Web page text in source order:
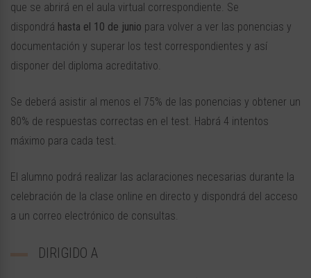
que se abrirá en el aula virtual correspondiente. Se
dispondrá hasta el 10 de junio para volver a ver las ponencias y
documentación y superar los test correspondientes y así
disponer del diploma acreditativo.
Se deberá asistir al menos el 75% de las ponencias y obtener un
80% de respuestas correctas en el test. Habrá 4 intentos
máximo para cada test.
El alumno podrá realizar las aclaraciones necesarias durante la
celebración de la clase online en directo y dispondrá del acceso
a un correo electrónico de consultas.
DIRIGIDO A